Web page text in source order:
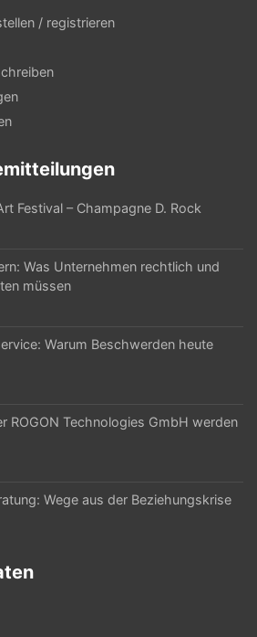
/ registrieren
Festival – Champagne D. Rock
Was Unternehmen rechtlich und
müssen
Warum Beschwerden heute
ROGON Technologies GmbH werden
Wege aus der Beziehungskrise